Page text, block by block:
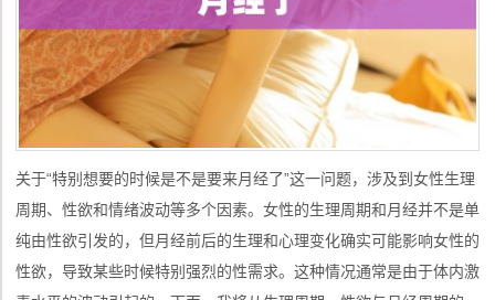
关于“特别想要的时候是不是要来月经了”这一问题，涉及到女性生理
周期、性欲和情绪波动等多个因素。女性的生理周期和月经并不是单
纯由性欲引发的，但月经前后的生理和心理变化确实可能影响女性的
性欲，导致某些时候特别强烈的性需求。这种情况通常是由于体内激